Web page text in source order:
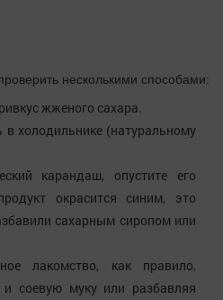
несколькими способами:
жженого сахара.
в холодильнике (натуральному
карандаш, опустите его
окрасится синим, это
сахарным сиропом или
лакомство, как правило,
соевую муку или разбавляя